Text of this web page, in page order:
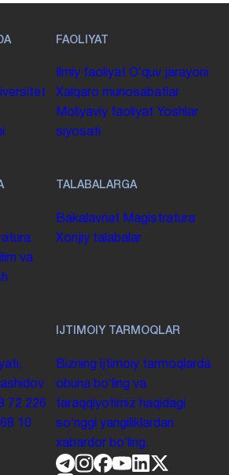
FAOLIYAT
Ilmiy faoliyat Oʻquv jarayoni
Xalqaro munosabatlar
Moliyaviy faoliyat Yoshlar
siyosati
va
TALABALARGA
Bakalavriat Magistratura
Xorijiy talabalar
72 226
10
IJTIMOIY TARMOQLAR
Bizning ijtimoiy tarmoqlarda
obuna boʻling va
taraqqiyotimiz haqidagi
soʻnggi yangiliklardan
xabardor boʻling.